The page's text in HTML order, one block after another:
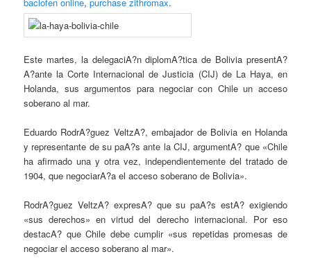
Este martes, la delegaciA?n diplomA?tica de Bolivia presentA?
A?ante la Corte Internacional de Justicia (CIJ) de La Haya, en
Holanda, sus argumentos para negociar con Chile un acceso
soberano al mar.
Eduardo RodrA?guez VeltzA?, embajador de Bolivia en Holanda
y representante de su paA?s ante la CIJ, argumentA? que «Chile
ha afirmado una y otra vez, independientemente del tratado de
1904, que negociarA?a el acceso soberano de Bolivia».
RodrA?guez VeltzA? expresA? que su paA?s estA? exigiendo
«sus derechos» en virtud del derecho internacional. Por eso
destacA? que Chile debe cumplir «sus repetidas promesas de
negociar el acceso soberano al mar».